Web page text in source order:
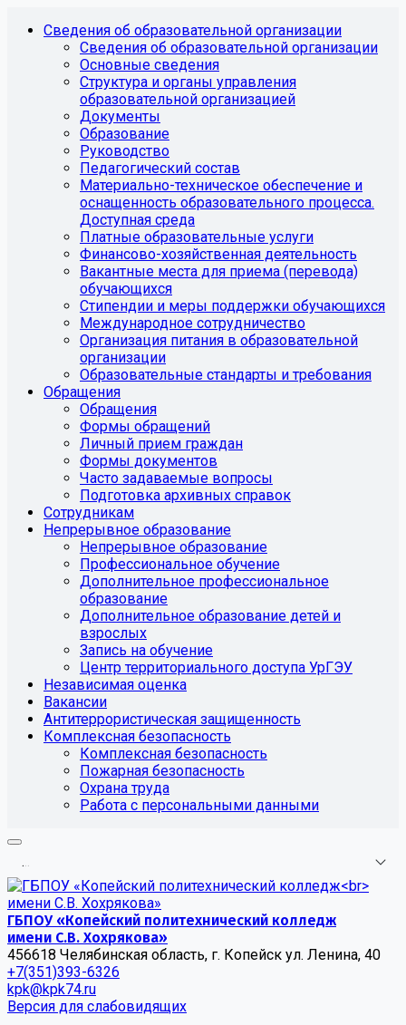
Сведения об образовательной организации
Сведения об образовательной организации
Основные сведения
Структура и органы управления
образовательной организацией
Документы
Образование
Руководство
Педагогический состав
Материально-техническое обеспечение и
оснащенность образовательного процесса.
Доступная среда
Платные образовательные услуги
Финансово-хозяйственная деятельность
Вакантные места для приема (перевода)
обучающихся
Стипендии и меры поддержки обучающихся
Международное сотрудничество
Организация питания в образовательной
организации
Образовательные стандарты и требования
Обращения
Обращения
Формы обращений
Личный прием граждан
Формы документов
Часто задаваемые вопросы
Подготовка архивных справок
Сотрудникам
Непрерывное образование
Непрерывное образование
Профессиональное обучение
Дополнительное профессиональное
образование
Дополнительное образование детей и
взрослых
Запись на обучение
Центр территориального доступа УрГЭУ
Независимая оценка
Вакансии
Антитеррористическая защищенность
Комплексная безопасность
Комплексная безопасность
Пожарная безопасность
Охрана труда
Работа с персональными данными
...
ГБПОУ «Копейский политехнический колледж
имени С.В. Хохрякова»
456618 Челябинская область, г. Копейск ул. Ленина, 40
+7(351)393-6326
kpk@kpk74.ru
Версия для слабовидящих